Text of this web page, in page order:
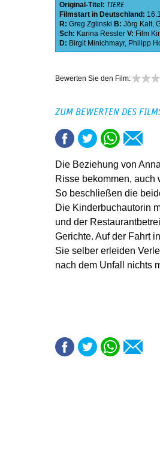
Original-Titel: TIERE
Filmstart in Deutschland:
R: Greg Zglinski B: Jörg Kalt,
Sch: Karina Ressler V: Film
D: Birgit Minichmayr, Philipp
Bewerten Sie den Film:
ZUM BEWERTEN DES
Die Beziehung von
Risse bekommen, auch
So beschließen die
Die Kinderbuchautorin
und der
Gerichte. Auf der Fahrt
Sie selber erleiden
nach dem Unfall nichts